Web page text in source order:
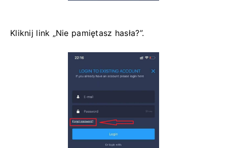
Kliknij link „Nie pamiętasz hasła?”.